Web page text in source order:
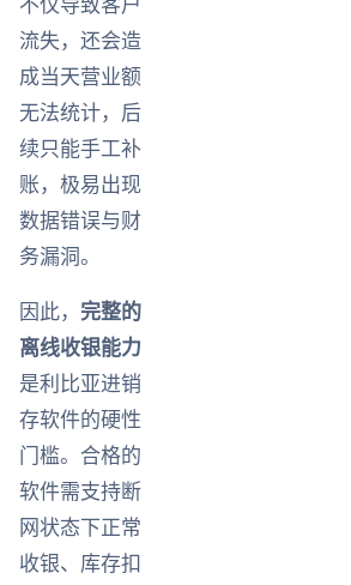
流失，还会造
成当天营业额
无法统计，后
续只能手工补
账，极易出现
数据错误与财
务漏洞。
因此， 完整的
离线收银能力
是利比亚进销
存软件的硬性
门槛。合格的
软件需支持断
网状态下正常
收银、库存扣